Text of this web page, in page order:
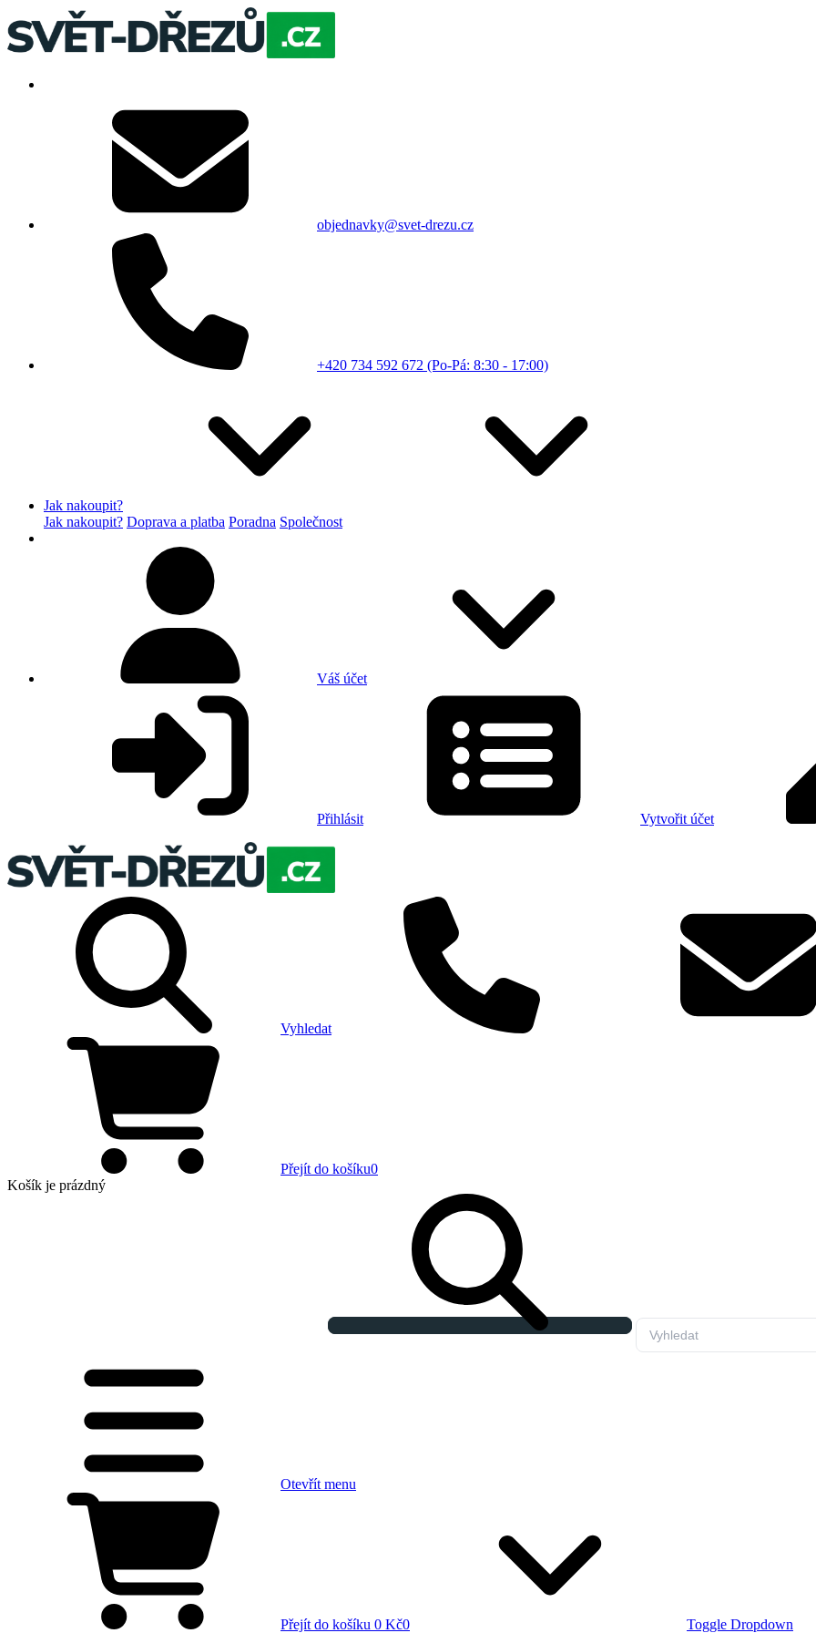
objednavky@svet-drezu.cz
+420 734 592 672 (Po-Pá: 8:30 - 17:00)
Jak nakoupit?
Jak nakoupit? Doprava a platba Poradna Společnost
Váš účet
Přihlásit Vytvořit účet
Vyhledat
Přejít do košíku0
Košík je prázdný
Otevřít menu
Přejít do košíku 0 Kč0
Toggle Dropdown